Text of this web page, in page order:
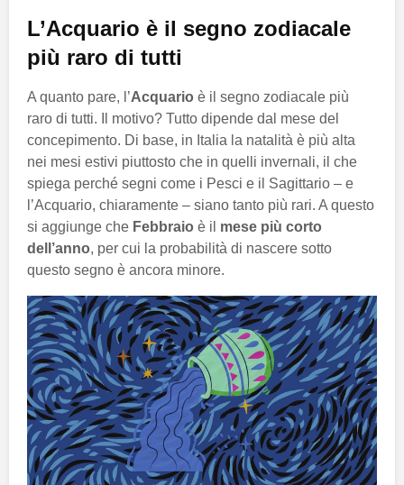
L’Acquario è il segno zodiacale
più raro di tutti
A quanto pare, l’Acquario è il segno zodiacale più
raro di tutti. Il motivo? Tutto dipende dal mese del
concepimento. Di base, in Italia la natalità è più alta
nei mesi estivi piuttosto che in quelli invernali, il che
spiega perché segni come i Pesci e il Sagittario – e
l’Acquario, chiaramente – siano tanto più rari. A questo
si aggiunge che Febbraio è il mese più corto
dell’anno, per cui la probabilità di nascere sotto
questo segno è ancora minore.